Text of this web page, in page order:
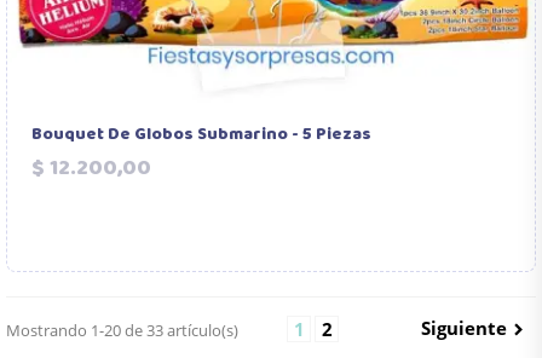
Bouquet De Globos Submarino - 5 Piezas
$ 12.200,00
Mostrando 1-20 de 33 artículo(s) 1 2 Siguiente 